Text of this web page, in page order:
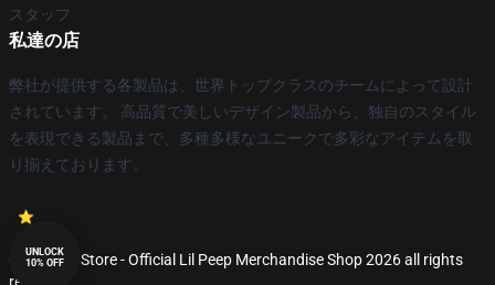
スタッフ
私達の店
弊社が提供する各製品は、世界トップクラスのチームによって設計
されています。 高品質で美しいデザイン製品から、独自のスタイル
を表現できる製品まで、多種多様なユニークで多彩なアイテムを取
り揃えております。
© Lil Peep Store - Official Lil Peep Merchandise Shop 2026 all rights
UNLOCK
10% OFF